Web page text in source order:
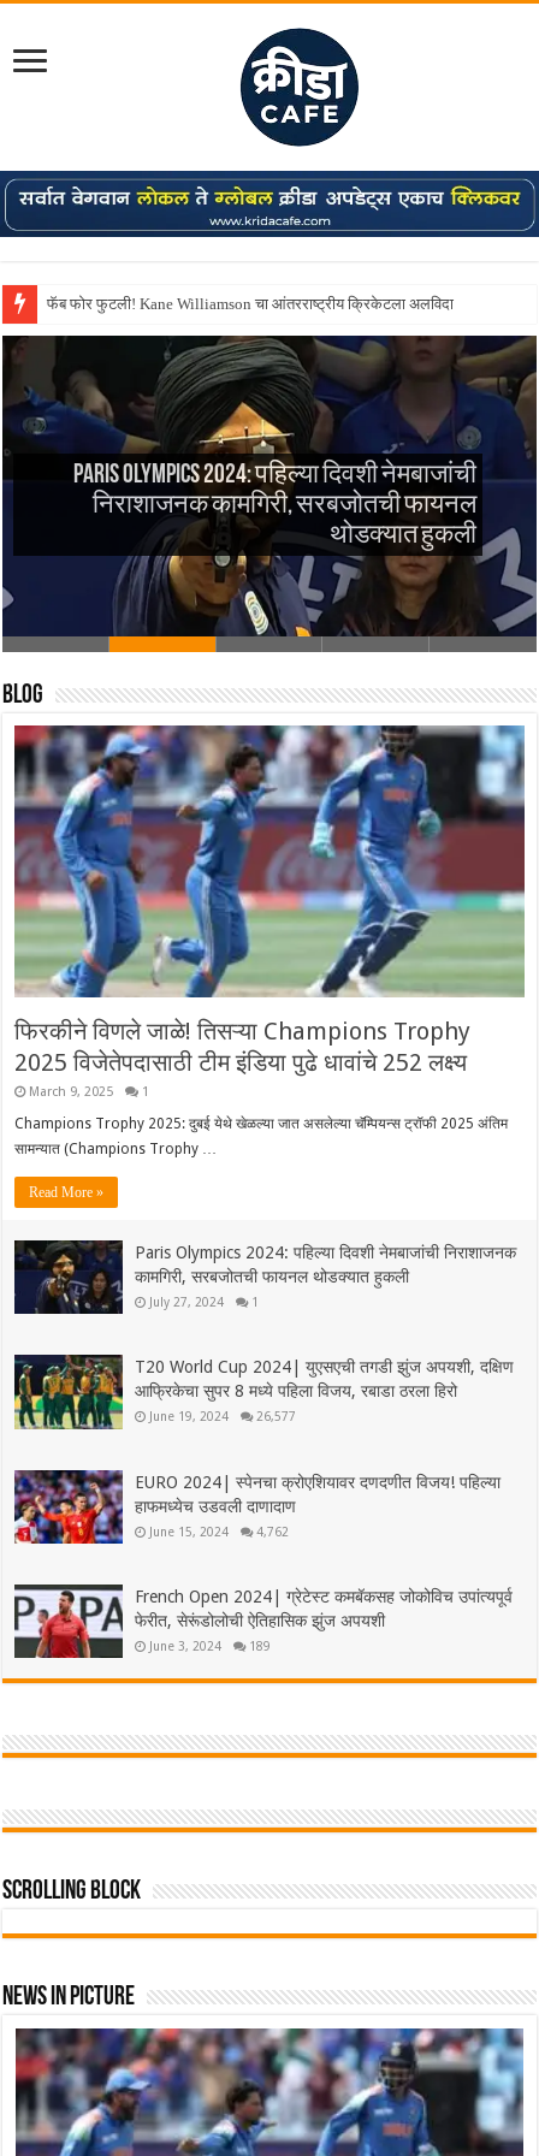
फॅब फोर फुटली! Kane Williamson चा आंतरराष्ट्रीय क्रिकेटला अलविदा
Paris Olympics 2024: पहिल्या दिवशी नेमबाजांची
निराशाजनक कामगिरी, सरबजोतची फायनल
थोडक्यात हुकली
Blog
फिरकीने विणले जाळे! तिसऱ्या Champions Trophy
2025 विजेतेपदासाठी टीम इंडिया पुढे धावांचे 252 लक्ष्य
March 9, 2025 1
Champions Trophy 2025: दुबई येथे खेळल्या जात असलेल्या चॅम्पियन्स ट्रॉफी 2025 अंतिम
सामन्यात (Champions Trophy …
Read More »
Paris Olympics 2024: पहिल्या दिवशी नेमबाजांची निराशाजनक
कामगिरी, सरबजोतची फायनल थोडक्यात हुकली
July 27, 2024 1
T20 World Cup 2024| युएसएची तगडी झुंज अपयशी, दक्षिण
आफ्रिकेचा सुपर 8 मध्ये पहिला विजय, रबाडा ठरला हिरो
June 19, 2024 26,577
EURO 2024| स्पेनचा क्रोएशियावर दणदणीत विजय! पहिल्या
हाफमध्येच उडवली दाणादाण
June 15, 2024 4,762
French Open 2024| ग्रेटेस्ट कमबॅकसह जोकोविच उपांत्यपूर्व
फेरीत, सेरूंडोलोची ऐतिहासिक झुंज अपयशी
June 3, 2024 189
Scrolling Block
News In Picture